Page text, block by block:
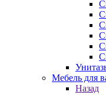
Мебель для
Назад